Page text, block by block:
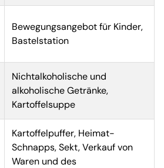
Bewegungsangebot für Kinder,
Bastelstation
Nichtalkoholische und
alkoholische Getränke,
Kartoffelsuppe
Kartoffelpuffer, Heimat-
Schnapps, Sekt, Verkauf von
Waren und des